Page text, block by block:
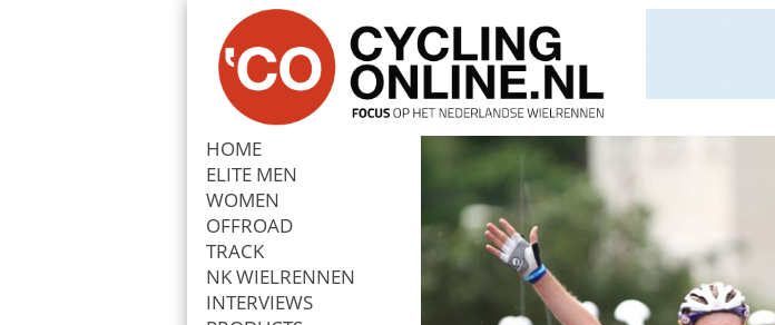
HOME
ELITE MEN
WOMEN
OFFROAD
TRACK
NK WIELRENNEN
INTERVIEWS
Zoek